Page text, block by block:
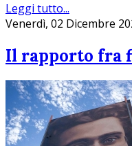
Leggi tutto...
Venerdì, 02 Dicembre
Il rapporto fra